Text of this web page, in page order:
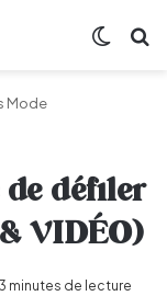
Mode
défiler
VIDÉO)
3 minutes de lecture